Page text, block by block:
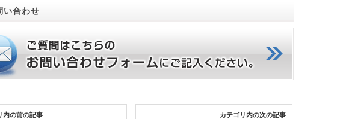
い合わせ
内の前の記事
カテゴリ内の次の記事